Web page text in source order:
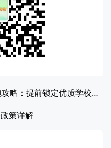
2025丰台小升初抢跑攻略：提前锁定优质学校席位
策详解